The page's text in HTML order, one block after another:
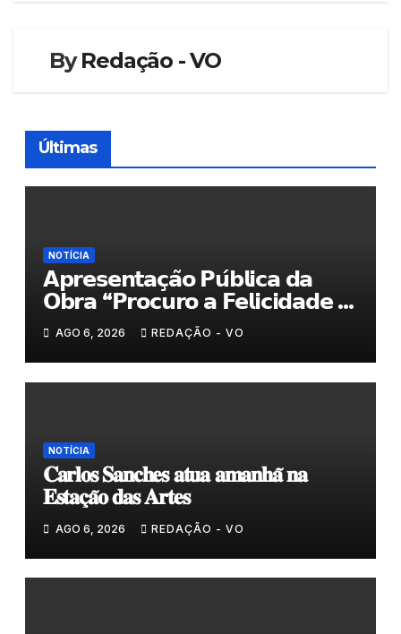
ByRedação - VO
Últimas
NOTÍCIA
𝗔𝗽𝗿𝗲𝘀𝗲𝗻𝘁𝗮𝗰̧𝗮̃𝗼 𝗣𝘂́𝗯𝗹𝗶𝗰𝗮 𝗱𝗮
𝗢𝗯𝗿𝗮 “𝗣𝗿𝗼𝗰𝘂𝗿𝗼 𝗮 𝗙𝗲𝗹𝗶𝗰𝗶𝗱𝗮𝗱𝗲 𝗲
𝗲𝗹𝗮 𝗺𝗼𝗿𝗮 𝗰𝗼𝗺𝗶𝗴𝗼”
AGO 6, 2026 REDAÇÃO - VO
NOTÍCIA
𝐂𝐚𝐫𝐥𝐨𝐬 𝐒𝐚𝐧𝐜𝐡𝐞𝐬 𝐚𝐭𝐮𝐚 𝐚𝐦𝐚𝐧𝐡𝐚̃ 𝐧𝐚
𝐄𝐬𝐭𝐚𝐜̧𝐚̃𝐨 𝐝𝐚𝐬 𝐀𝐫𝐭𝐞𝐬
AGO 6, 2026 REDAÇÃO - VO